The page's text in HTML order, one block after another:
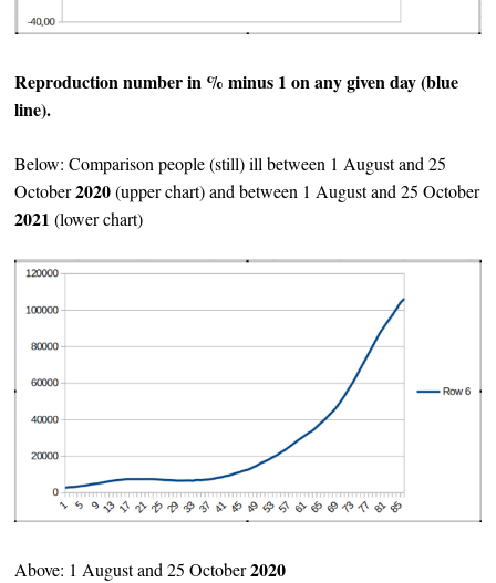
Reproduction number in % minus 1 on any given day (blue
line).
Below: Comparison people (still) ill between 1 August and 25
October2020(upper chart) and between 1 August and 25 October
2021 (lower chart)
Above: 1 August and 25 October2020